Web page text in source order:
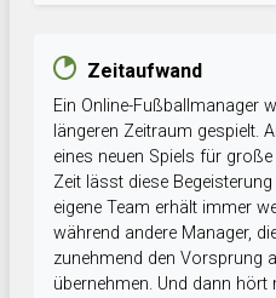
Zeitaufwand
Ein Online-Fußballmanager
längeren Zeitraum gespielt.
eines neuen Spiels für
Zeit lässt diese
eigene Team erhält immer
während andere Manager,
zunehmend den Vorsprung
übernehmen. Und dann hört